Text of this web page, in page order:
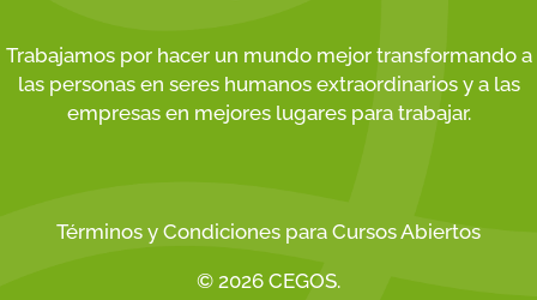
Trabajamos por hacer un mundo mejor transformando a
las personas en seres humanos extraordinarios y a las
empresas en mejores lugares para trabajar.
Términos y Condiciones para Cursos Abiertos
© 2026 CEGOS.